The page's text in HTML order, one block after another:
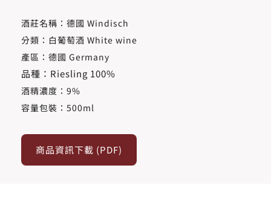
酒莊名稱：德國 Windisch
分類：白葡萄酒 White wine
產區：德國 Germany
品種：Riesling 100%
酒精濃度​：9%
容量包裝：500ml
商品資訊下載 (PDF)